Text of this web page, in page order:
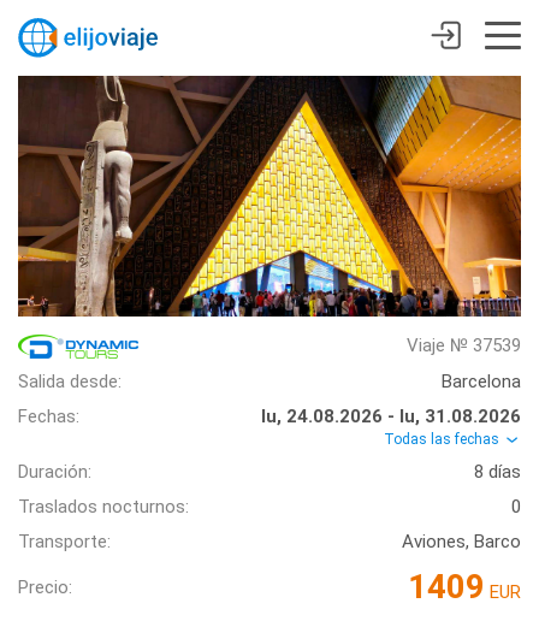
Viaje № 37539
Salida desde:
Barcelona
Fechas:
lu, 24.08.2026 - lu, 31.08.2026
Todas las fechas
Duración:
8 días
Traslados nocturnos:
0
Transporte:
Aviones, Barco
Precio: 1409 EUR